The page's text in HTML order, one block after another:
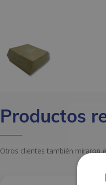
Productos
Otros clientes también miraron